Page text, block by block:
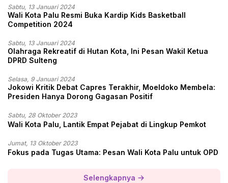
Sabtu, 13 Januari 2024
Wali Kota Palu Resmi Buka Kardip Kids Basketball
Competition 2024
Sabtu, 13 Januari 2024
Olahraga Rekreatif di Hutan Kota, Ini Pesan Wakil Ketua
DPRD Sulteng
Selasa, 9 Januari 2024
Jokowi Kritik Debat Capres Terakhir, Moeldoko Membela:
Presiden Hanya Dorong Gagasan Positif
Sabtu, 28 Oktober 2023
Wali Kota Palu, Lantik Empat Pejabat di Lingkup Pemkot
Jumat, 13 Oktober 2023
Fokus pada Tugas Utama: Pesan Wali Kota Palu untuk OPD
Selengkapnya